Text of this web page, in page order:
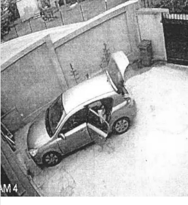
n
d
a
n
e
m
i
l